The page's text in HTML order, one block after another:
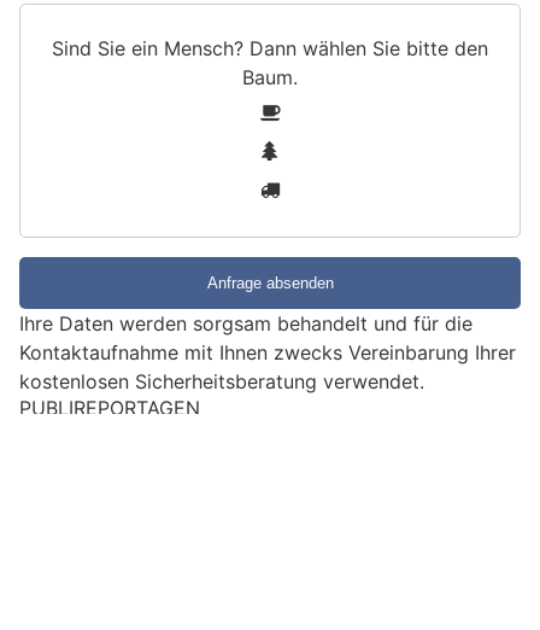
Sind Sie ein Mensch? Dann wählen Sie bitte den
Baum.
e
i
n
M
Ihre Daten werden sorgsam behandelt und für die
Kontaktaufnahme mit Ihnen zwecks Vereinbarung Ihrer
kostenlosen Sicherheitsberatung verwendet.
PUBLIREPORTAGEN